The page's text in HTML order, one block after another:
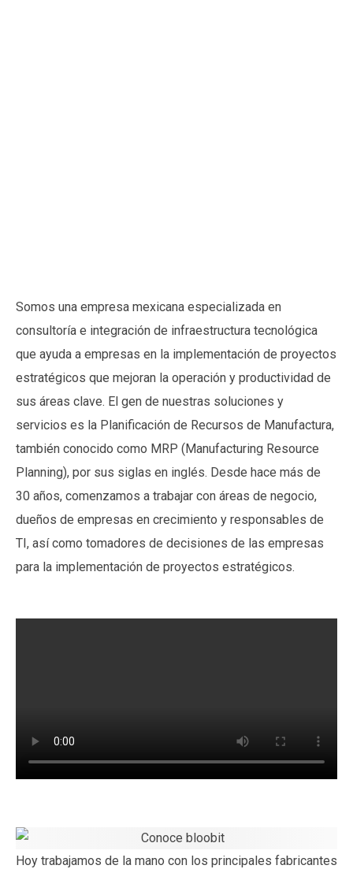
Somos una empresa mexicana especializada en
consultoría e integración de infraestructura tecnológica
que ayuda a empresas en la implementación de proyectos
estratégicos que mejoran la operación y productividad de
sus áreas clave. El gen de nuestras soluciones y
servicios es la Planificación de Recursos de Manufactura,
también conocido como MRP (Manufacturing Resource
Planning), por sus siglas en inglés. Desde hace más de
30 años, comenzamos a trabajar con áreas de negocio,
dueños de empresas en crecimiento y responsables de
TI, así como tomadores de decisiones de las empresas
para la implementación de proyectos estratégicos.
Hoy trabajamos de la mano con los principales fabricantes